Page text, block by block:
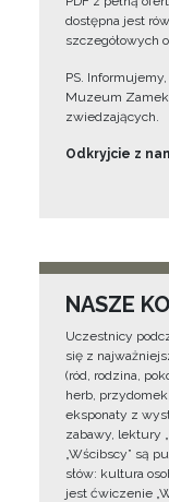
dostępna jest
szczegółowych
PS.
Muzeum
zwiedzających.
Odkryjcie z
NASZE
Uczestnicy
się z
(ród, rodzina,
herb,
eksponaty z
zabawy, lektury
„Wścibscy” są
słów: kultura
jest ćwiczenie